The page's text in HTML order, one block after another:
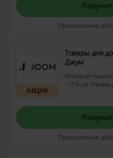
Предложение
АКЦИЯ
Товары для
Джум
Интернет-
−11% на
Предложение